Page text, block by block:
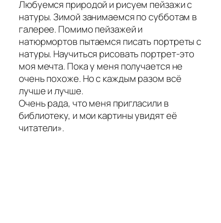
Любуемся природой и рисуем пейзажи с
натуры. Зимой занимаемся по субботам в
галерее. Помимо пейзажей и
натюрмортов пытаемся писать портреты с
натуры. Научиться рисовать портрет-это
моя мечта. Пока у меня получается не
очень похоже. Но с каждым разом всё
лучше и лучше.
Очень рада, что меня пригласили в
библиотеку, и мои картины увидят её
читатели».